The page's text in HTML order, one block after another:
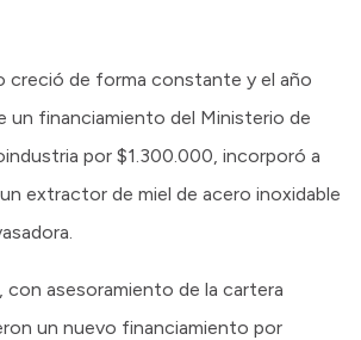
creció de forma constante y el año
un financiamiento del Ministerio de
por $1.300.000, incorporó a
extractor de miel de acero inoxidable
con asesoramiento de la cartera
un nuevo financiamiento por